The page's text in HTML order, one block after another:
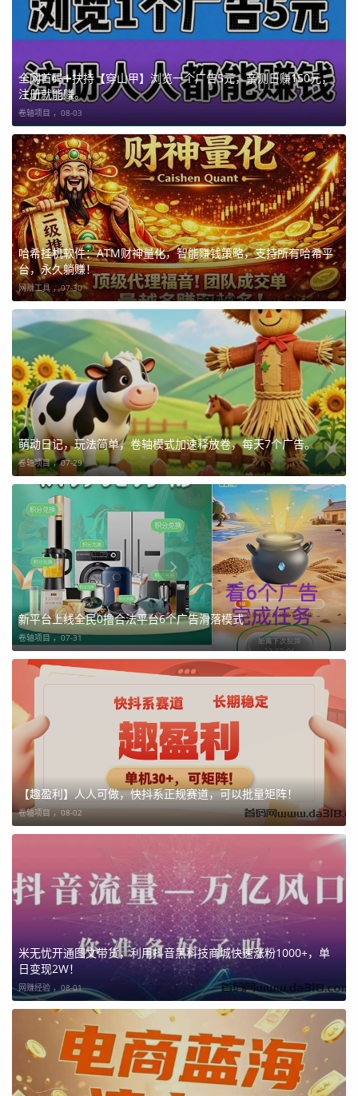
全网首码➕扶持【穿山甲】浏览一个广告5元，亲测日赚150元，
注册就能赚。
卷轴项目 ， 08-03
哈希挂机软件：ATM财神量化，智能赚钱策略，支持所有哈希平
台，永久躺赚！
网赚工具 ，07-30
萌动日记，玩法简单，卷轴模式加速释放卷，每天7个广告。
卷轴项目 ，07-29
新平台上线全民0撸合法平台6个广告滑落模式
卷轴项目 ，07-31
【趣盈利】人人可做，快抖系正规赛道，可以批量矩阵！
卷轴项目 ，08-02
米无忧开通图文带货，利用抖音黑科技商城快速涨粉1000+，单
日变现2W！
网赚经验 ， 08-01